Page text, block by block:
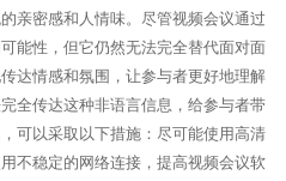
亲密感和人情味。尽管视频会议通过
能性，但它仍然无法完全替代面对面
达情感和氛围，让参与者更好地理解
全传达这种非语言信息，给参与者带
可以采取以下措施：尽可能使用高清
不稳定的网络连接，提高视频会议软